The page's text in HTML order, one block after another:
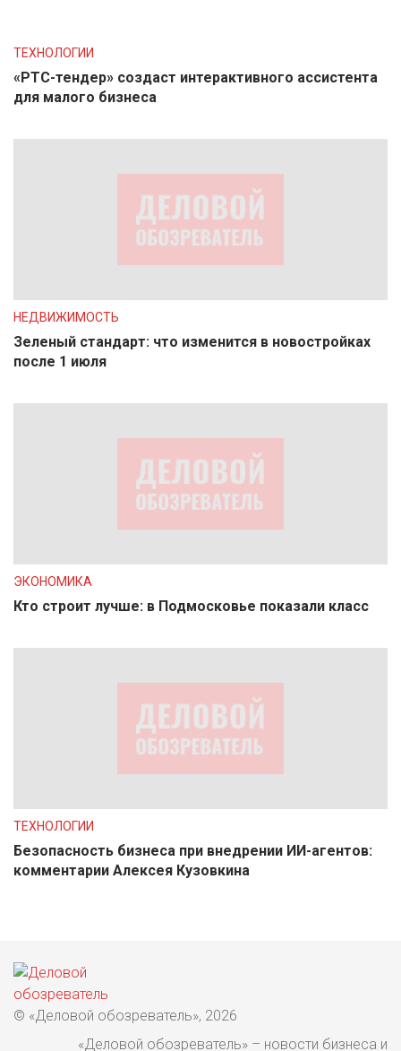
ТЕХНОЛОГИИ
«РТС-тендер» создаст интерактивного ассистента
для малого бизнеса
НЕДВИЖИМОСТЬ
Зеленый стандарт: что изменится в новостройках
после 1 июля
ЭКОНОМИКА
Кто строит лучше: в Подмосковье показали класс
ТЕХНОЛОГИИ
Безопасность бизнеса при внедрении ИИ-агентов:
комментарии Алексея Кузовкина
© «Деловой обозреватель», 2026
«Деловой обозреватель» – новости бизнеса и